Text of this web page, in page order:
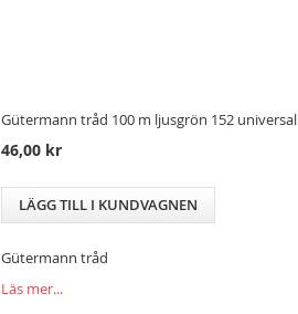
Gütermann tråd 100 m ljusgrön 152 universal
46,00 kr
LÄGG TILL I KUNDVAGNEN
Gütermann tråd
Läs mer...